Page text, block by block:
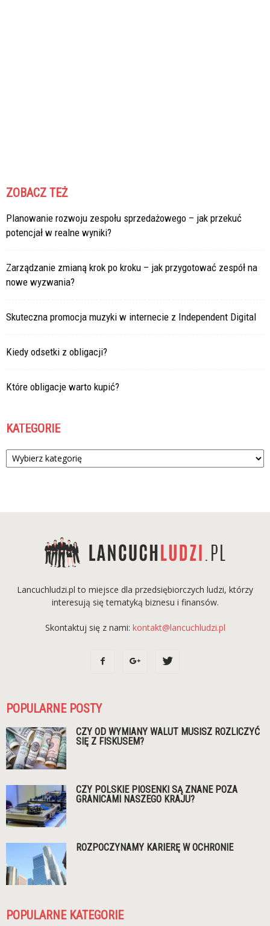
ZOBACZ TEŻ
Planowanie rozwoju zespołu sprzedażowego – jak przekuć
potencjał w realne wyniki?
Zarządzanie zmianą krok po kroku – jak przygotować zespół na
nowe wyzwania?
Skuteczna promocja muzyki w internecie z Independent Digital
Kiedy odsetki z obligacji?
Które obligacje warto kupić?
KATEGORIE
Kategorie
Lancuchludzi.pl to miejsce dla przedsiębiorczych ludzi, którzy
interesują się tematyką biznesu i finansów.
Skontaktuj się z nami: kontakt@lancuchludzi.pl
POPULARNE POSTY
CZY OD WYMIANY WALUT MUSISZ ROZLICZYĆ
SIĘ Z FISKUSEM?
CZY POLSKIE PIOSENKI SĄ ZNANE POZA
GRANICAMI NASZEGO KRAJU?
ROZPOCZYNAMY KARIERĘ W OCHRONIE
POPULARNE KATEGORIE